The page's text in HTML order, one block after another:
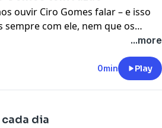
ouvir Ciro Gomes falar – e isso
com ele, nem que os
para ele. Mas na polêmica da
Falamos disso e muito mais no
A ServerDo.in, parceira da
...more
0min Play
dia